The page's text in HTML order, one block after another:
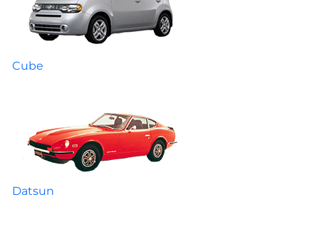
Cube
Datsun